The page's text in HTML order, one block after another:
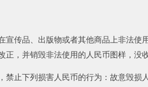
宣传品、出版物或者其他商品上非法
，并销毁非法使用的人民币图样，没
禁止下列损害人民币的行为：故意毁